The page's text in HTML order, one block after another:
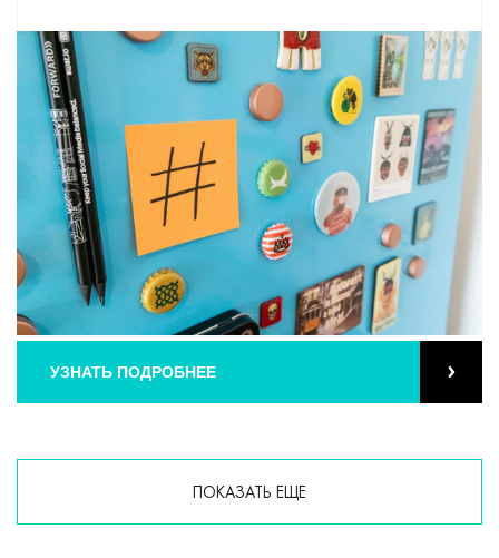
УЗНАТЬ ПОДРОБНЕЕ
ПОКАЗАТЬ ЕЩЕ